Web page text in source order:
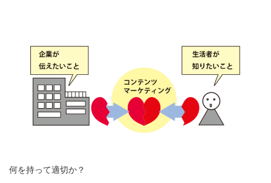
何を持って適切か？